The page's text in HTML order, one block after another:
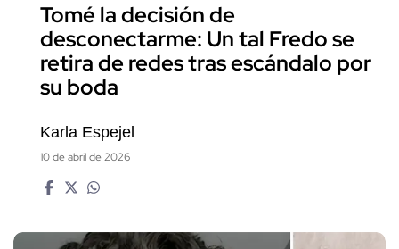
Tomé la decisión de
desconectarme: Un tal Fredo se
retira de redes tras escándalo por
su boda
Karla Espejel
10 de abril de 2026